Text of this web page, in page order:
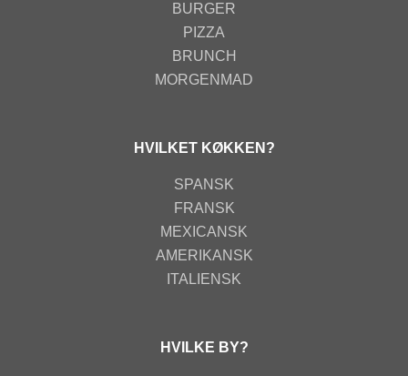
BURGER
PIZZA
BRUNCH
MORGENMAD
HVILKET KØKKEN?
SPANSK
FRANSK
MEXICANSK
AMERIKANSK
ITALIENSK
HVILKE BY?